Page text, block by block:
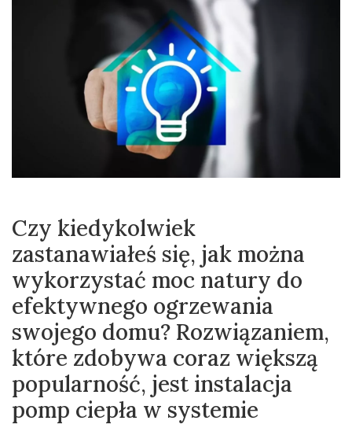
Czy kiedykolwiek
zastanawiałeś się, jak można
wykorzystać moc natury do
efektywnego ogrzewania
swojego domu? Rozwiązaniem,
które zdobywa coraz większą
popularność, jest instalacja
pomp ciepła w systemie